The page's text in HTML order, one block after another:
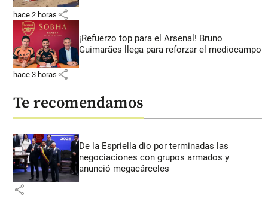
hace 2 horas share
¡Refuerzo top para el Arsenal! Bruno
Guimarães llega para reforzar el mediocampo
hace 3 horas share
Te recomendamos
De la Espriella dio por terminadas las
negociaciones con grupos armados y
anunció megacárceles
share